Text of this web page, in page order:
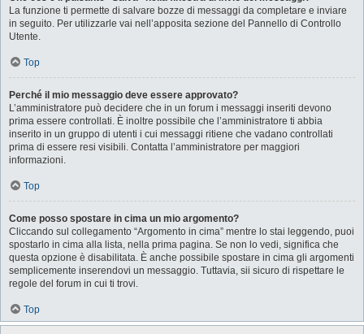
La funzione ti permette di salvare bozze di messaggi da completare e inviare
in seguito. Per utilizzarle vai nell’apposita sezione del Pannello di Controllo
Utente.
Top
Perché il mio messaggio deve essere approvato?
L’amministratore può decidere che in un forum i messaggi inseriti devono
prima essere controllati. È inoltre possibile che l’amministratore ti abbia
inserito in un gruppo di utenti i cui messaggi ritiene che vadano controllati
prima di essere resi visibili. Contatta l’amministratore per maggiori
informazioni.
Top
Come posso spostare in cima un mio argomento?
Cliccando sul collegamento “Argomento in cima” mentre lo stai leggendo, puoi
spostarlo in cima alla lista, nella prima pagina. Se non lo vedi, significa che
questa opzione è disabilitata. È anche possibile spostare in cima gli argomenti
semplicemente inserendovi un messaggio. Tuttavia, sii sicuro di rispettare le
regole del forum in cui ti trovi.
Top